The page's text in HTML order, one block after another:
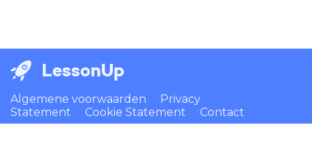
LessonUp
Algemene voorwaarden
Privacy
Statement
Cookie Statement Contact